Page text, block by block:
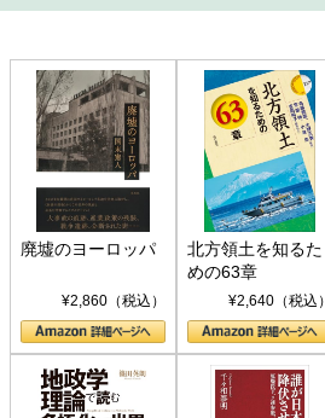
廃墟のヨーロッパ
¥2,860（税込）
北方領土を知るた
めの63章
¥2,640（税込）